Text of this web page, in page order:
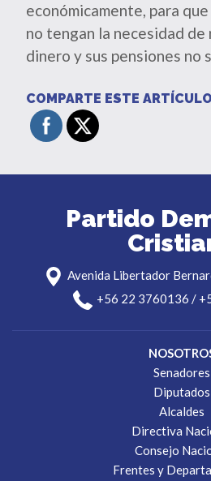
económicamente, para
no tengan la necesidad
dinero y sus pensiones no
COMPARTE ESTE ARTÍCULO
Partido
Avenida Libertador
+56 22 3760136 /
Senadores
Diputados
Alcaldes
Directiva
Consejo
Frentes y